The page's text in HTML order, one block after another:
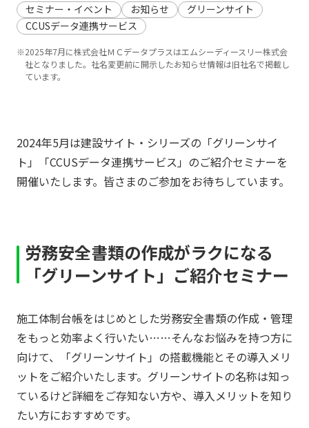
セミナー・イベント お知らせ
グリーンサイト
CCUSデータ連携サービス
※2025年7月に株式会社ＭＣデータプラスはエムシーディースリー株式会
社となりました。社名変更前に開示したお知らせ情報は旧社名で掲載し
ています。
2024年5月は建設サイト・シリーズの「グリーンサイ
ト」「CCUSデータ連携サービス」のご紹介セミナーを
開催いたします。皆さまのご参加をお待ちしています。
労務安全書類の作成がラクになる
「グリーンサイト」ご紹介セミナー
施工体制台帳をはじめとした労務安全書類の作成・管理
をもっと効率よく行いたい……そんなお悩みを持つ方に
向けて、「グリーンサイト」の搭載機能とその導入メリ
ットをご紹介いたします。グリーンサイトの名称は知っ
ているけど詳細をご存知ない方や、導入メリットを知り
たい方におすすめです。